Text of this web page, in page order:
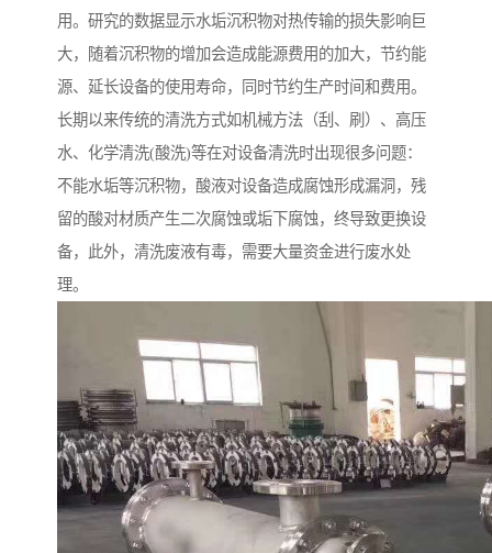
用。研究的数据显示水垢沉积物对热传输的损失影响巨
大，随着沉积物的增加会造成能源费用的加大，节约能
源、延长设备的使用寿命，同时节约生产时间和费用。
长期以来传统的清洗方式如机械方法（刮、刷）、高压
水、化学清洗(酸洗)等在对设备清洗时出现很多问题：
不能水垢等沉积物，酸液对设备造成腐蚀形成漏洞，残
留的酸对材质产生二次腐蚀或垢下腐蚀，终导致更换设
备，此外，清洗废液有毒，需要大量资金进行废水处
理。